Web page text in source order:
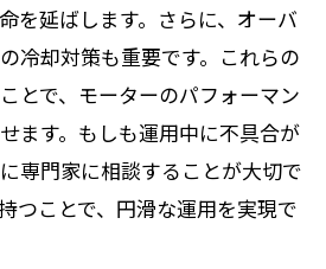
を延ばします。さらに、オーバ
冷却対策も重要です。これらの
とで、モーターのパフォーマン
ます。もしも運用中に不具合が
専門家に相談することが大切で
つことで、円滑な運用を実現で